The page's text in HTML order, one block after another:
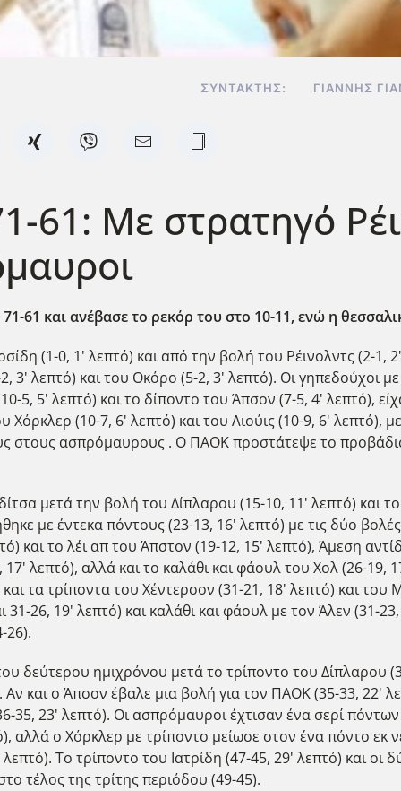
ΣΥΝΤΆΚΤΗΣ: ΓΙΆΝΝΗΣ
61: Με στρατηγό
61 και ανέβασε το ρεκόρ του στο 10-11, ενώ η
(1-0, 1' λεπτό) και από την βολή του Ρέινολντς (2-1,
3' λεπτό) και του Οκόρο (5-2, 3' λεπτό). Οι γηπεδούχοι
5, 5' λεπτό) και το δίποντο του Άπσον (7-5, 4' λεπτό),
Χόρκλερ (10-7, 6' λεπτό) και του Λιούις (10-9, 6'
στους ασπρόμαυρους . Ο ΠΑΟΚ προστάτεψε το
μετά την βολή του Δίπλαρου (15-10, 11' λεπτό) και
με έντεκα πόντους (23-13, 16' λεπτό) με τις δύο
και το λέι απ του Άπστον (19-12, 15' λεπτό), Άμεση
λεπτό), αλλά και το καλάθι και φάουλ του Χολ (26-19,
τα τρίποντα του Χέντερσον (31-21, 18' λεπτό) και
26, 19' λεπτό) και καλάθι και φάουλ με τον Άλεν (31-
26).
δεύτερου ημιχρόνου μετά το τρίποντο του Δίπλαρου
και ο Άπσον έβαλε μια βολή για τον ΠΑΟΚ (35-33, 22'
23' λεπτό). Οι ασπρόμαυροι έχτισαν ένα σερί
αλλά ο Χόρκλερ με τρίποντο μείωσε στον ένα πόντο εκ
Το τρίποντο του Ιατρίδη (47-45, 29' λεπτό) και
τέλος της τρίτης περιόδου (49-45).